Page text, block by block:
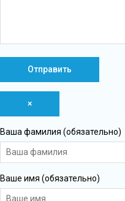
×
Ваша фамилия (обязательно)
Ваше имя (обязательно)